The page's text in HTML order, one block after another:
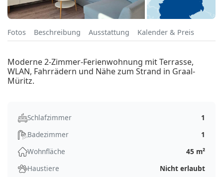
Fotos Beschreibung Ausstattung Kalender & Preis
Moderne 2-Zimmer-Ferienwohnung mit Terrasse,
WLAN, Fahrrädern und Nähe zum Strand in Graal-
Müritz.
Schlafzimmer
1
Badezimmer
1
Wohnfläche
45 m²
Haustiere
Nicht erlaubt